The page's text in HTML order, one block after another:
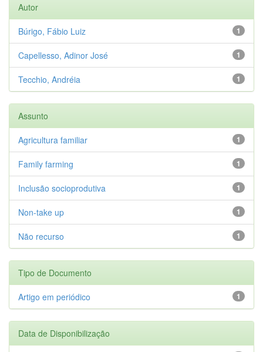
Autor
1
Búrigo, Fábio Luiz
1
Capellesso, Adinor José
1
Tecchio, Andréia
Assunto
1
Agricultura familiar
1
Family farming
1
Inclusão socioprodutiva
1
Non-take up
1
Não recurso
Tipo de Documento
1
Artigo em periódico
Data de Disponibilização